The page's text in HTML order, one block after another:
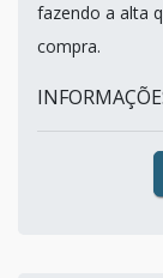
fazendo a alta
compra.